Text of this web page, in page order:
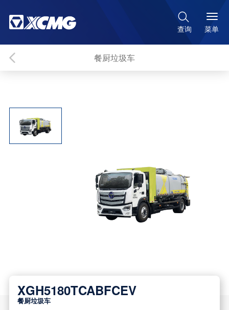

查询 菜单
餐厨垃圾车
XGH5180TCABFCEV
餐厨垃圾车